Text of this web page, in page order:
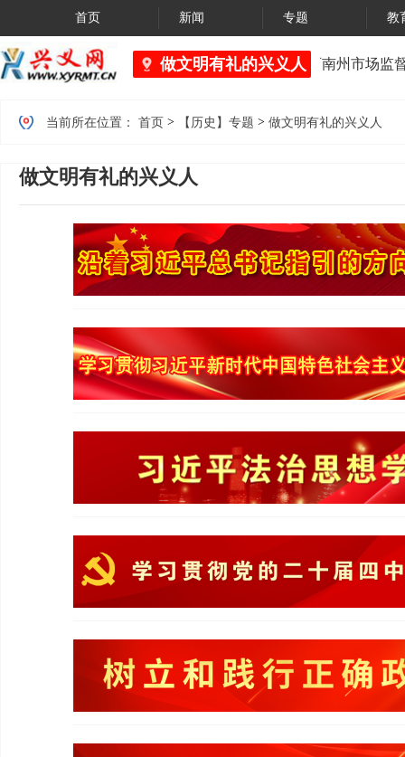
首页 新闻 专题 教
做文明有礼的兴义人黔西南州市场监督
当前所在位置： 首页 > 【历史】专题 > 做文明有礼的兴义人
做文明有礼的兴义人